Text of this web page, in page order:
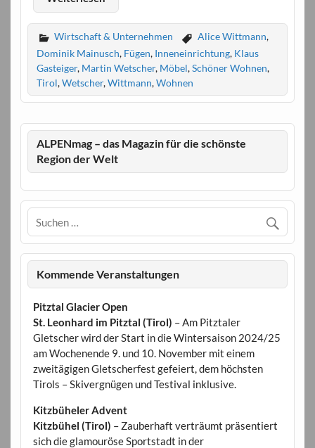
Wirtschaft & Unternehmen Alice Wittmann,
Dominik Mainusch, Fügen, Inneneinrichtung, Klaus
Gasteiger, Martin Wetscher, Möbel,Schöner Wohnen,
Tirol,Wetscher,Wittmann,Wohnen
ALPENmag – das Magazin für die schönste
Region der Welt
Kommende Veranstaltungen
Pitztal Glacier Open
St. Leonhard im Pitztal (Tirol) – Am Pitztaler
Gletscher wird der Start in die Wintersaison 2024/25
am Wochenende 9. und 10. November mit einem
zweitägigen Gletscherfest gefeiert, dem höchsten
Tirols – Skivergnügen und Testival inklusive.
Kitzbüheler Advent
Kitzbühel (Tirol) – Zauberhaft verträumt präsentiert
sich die glamouröse Sportstadt in der